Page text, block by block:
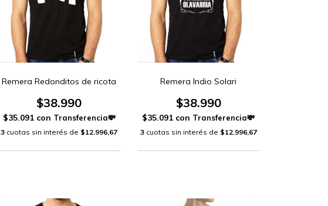
Remera Redonditos de ricota
$38.990
$35.091 con
3 cuotas sin interés de $12.996,67
Remera Indio Solari
$38.990
$35.091 con
3 cuotas sin interés de $12.996,67